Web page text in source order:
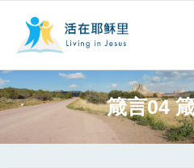
事工概要
箴言04